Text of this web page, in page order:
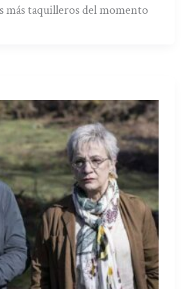
taquilleros del momento